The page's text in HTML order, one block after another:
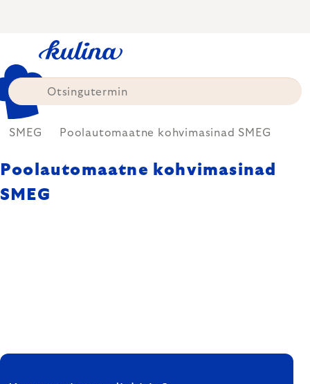
SMEG Poolautomaatne kohvimasinad SMEG
Poolautomaatne kohvimasinad
SMEG
FOOTER